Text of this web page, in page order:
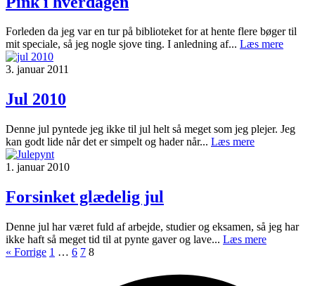
Forleden da jeg var en tur på biblioteket for at hente flere bøger til
mit speciale, så jeg nogle sjove ting. I anledning af... Læs mere
3. januar 2011
Jul 2010
Denne jul pyntede jeg ikke til jul helt så meget som jeg plejer. Jeg
kan godt lide når det er simpelt og hader når... Læs mere
1. januar 2010
Forsinket glædelig jul
Denne jul har været fuld af arbejde, studier og eksamen, så jeg har
ikke haft så meget tid til at pynte gaver og lave... Læs mere
« Forrige 1 … 6 7 8